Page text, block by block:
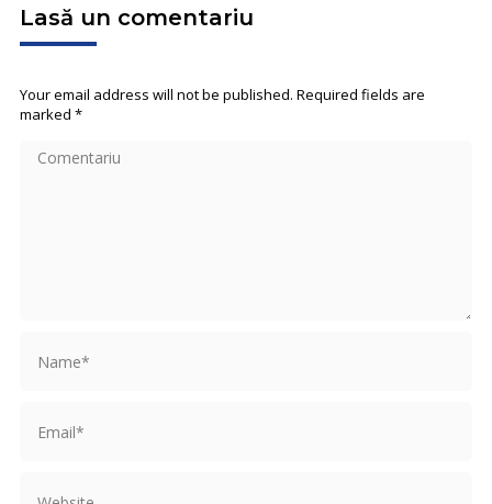
Lasă un comentariu
Your email address will not be published. Required fields are
marked *
Comentariu